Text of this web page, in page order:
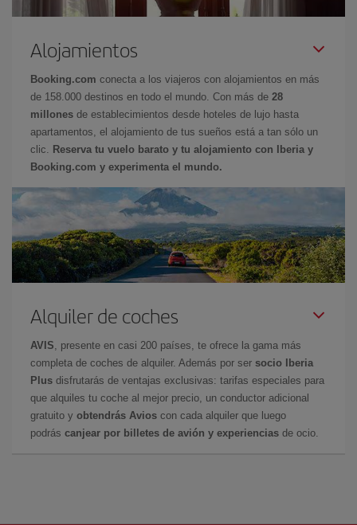
Alojamientos
Booking.com conecta a los viajeros con alojamientos en más
de 158.000 destinos en todo el mundo. Con más de 28
millones de establecimientos desde hoteles de lujo hasta
apartamentos, el alojamiento de tus sueños está a tan sólo un
clic.
Reserva tu vuelo barato y tu alojamiento con Iberia y
Booking.com y experimenta el mundo.
Alquiler de coches
AVIS , presente en casi 200 países, te ofrece la gama más
completa de coches de alquiler. Además por ser socio Iberia
Plus disfrutarás de ventajas exclusivas: tarifas especiales para
que alquiles tu coche al mejor precio, un conductor adicional
gratuito y obtendrás Avios con cada alquiler que luego
podrás canjear por billetes de avión y experiencias de ocio.